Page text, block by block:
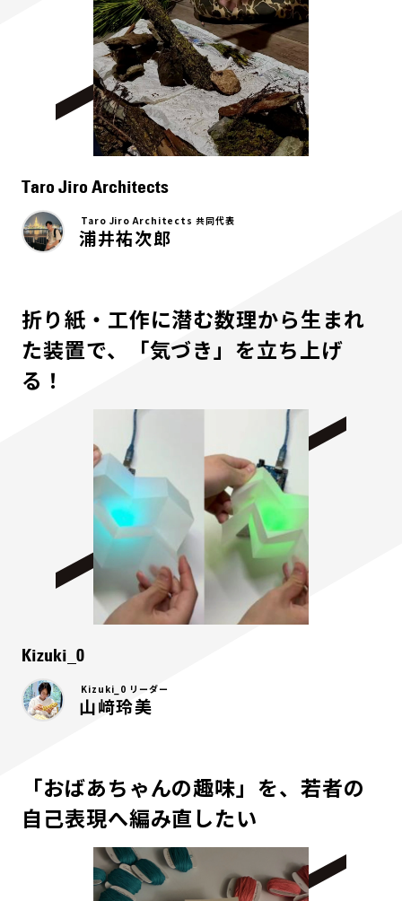
Taro Jiro Architects
Taro Jiro Architects 共同代表
浦井祐次郎
折り紙・工作に潜む数理から生まれ
た装置で、「気づき」を立ち上げ
る！
Kizuki_0
Kizuki_0 リーダー
山﨑玲美
「おばあちゃんの趣味」を、若者の
自己表現へ編み直したい